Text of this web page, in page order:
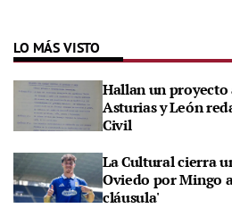
LO MÁS VISTO
Hallan un
Asturias y León
Civil
La Cultural cierra
Oviedo por Mingo
cláusula'